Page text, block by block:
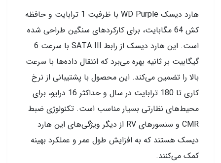
هارد دیسک WD Purple با ظرفیت 1 ترابایت و حافظه
کش 64 مگابایت، برای کارکردهای سنگین طراحی شده
است. این هارد دیسک از رابط SATA III با سرعت 6
گیگابیت بر ثانیه بهره می‌برد که انتقال داده‌ها با سرعت
بالا را تضمین می‌کند. این محصول با پشتیبانی از نرخ
کاری تا 180 ترابایت در سال و حداکثر 16 درایو، برای
محیط‌های نظارتی بسیار مناسب است. تکنولوژی ضبط
CMR و سنسورهای RV از دیگر ویژگی‌های این هارد
دیسک هستند که به افزایش طول عمر و عملکرد بهینه
کمک می‌کنند.